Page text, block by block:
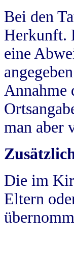
Bei den
Herkunft.
eine
Annahme
man aber
Die im
Eltern